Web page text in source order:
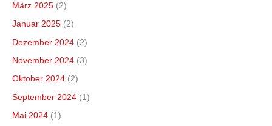
März 2025 (2)
Januar 2025 (2)
Dezember 2024 (2)
November 2024 (3)
Oktober 2024 (2)
September 2024 (1)
Mai 2024 (1)